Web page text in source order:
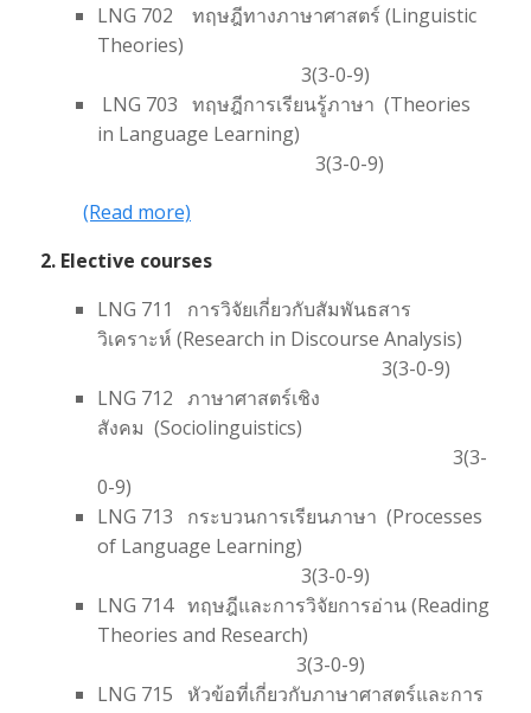
LNG 702 ทฤษฎีทางภาษาศาสตร์ (Linguistic
Theories)
3(3-0-9)
LNG 703 ทฤษฎีการเรียนรู้ภาษา (Theories
in Language Learning)
3(3-0-9)
(Read more)
2. Elective courses
LNG 711 การวิจัยเกี่ยวกับสัมพันธสาร
วิเคราะห์ (Research in Discourse Analysis)
3(3-0-9)
LNG 712 ภาษาศาสตร์เชิง
สังคม (Sociolinguistics)
3(3-
0-9)
LNG 713 กระบวนการเรียนภาษา (Processes
of Language Learning)
3(3-0-9)
LNG 714 ทฤษฎีและการวิจัยการอ่าน (Reading
Theories and Research)
3(3-0-9)
LNG 715 หัวข้อที่เกี่ยวกับภาษาศาสตร์และการ